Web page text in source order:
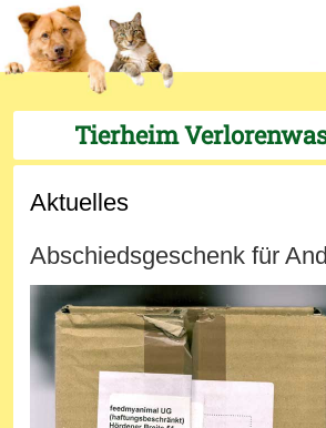
Tierheim
Aktuelles
Abschiedsgeschenk für